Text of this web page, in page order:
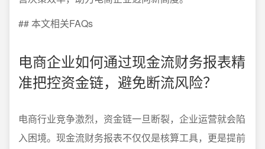
## 本文相关FAQs
电商企业如何通过现金流财务报表精
准把控资金链，避免断流风险？
电商行业竞争激烈，资金链一旦断裂，企业运营就会陷
入困境。现金流财务报表不仅仅是核算工具，更是提前